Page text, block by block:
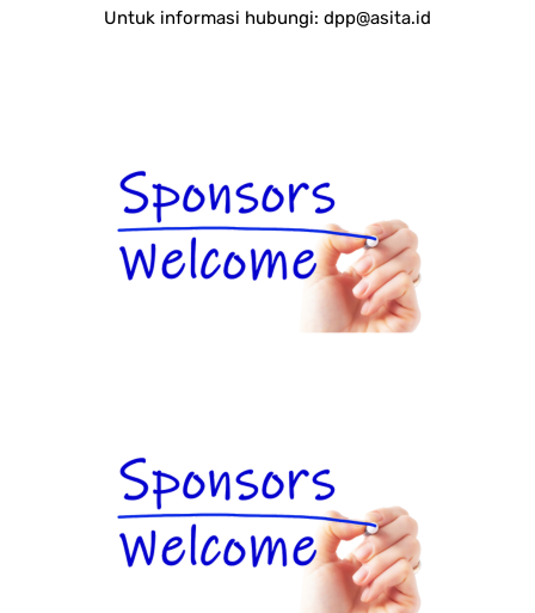
Untuk informasi hubungi: dpp@asita.id